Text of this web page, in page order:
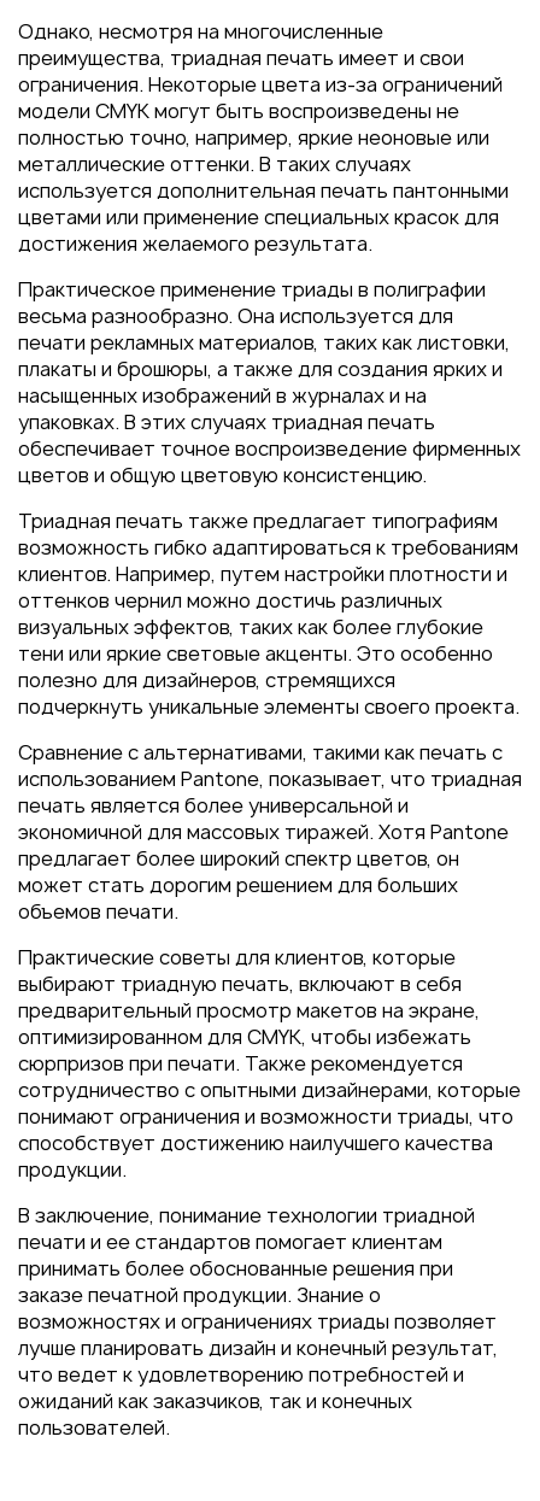
Однако, несмотря на многочисленные
преимущества, триадная печать имеет и свои
ограничения. Некоторые цвета из-за ограничений
модели CMYK могут быть воспроизведены не
полностью точно, например, яркие неоновые или
металлические оттенки. В таких случаях
используется дополнительная печать пантонными
цветами или применение специальных красок для
достижения желаемого результата.
Практическое применение триады в полиграфии
весьма разнообразно. Она используется для
печати рекламных материалов, таких как листовки,
плакаты и брошюры, а также для создания ярких и
насыщенных изображений в журналах и на
упаковках. В этих случаях триадная печать
обеспечивает точное воспроизведение фирменных
цветов и общую цветовую консистенцию.
Триадная печать также предлагает типографиям
возможность гибко адаптироваться к требованиям
клиентов. Например, путем настройки плотности и
оттенков чернил можно достичь различных
визуальных эффектов, таких как более глубокие
тени или яркие световые акценты. Это особенно
полезно для дизайнеров, стремящихся
подчеркнуть уникальные элементы своего проекта.
Сравнение с альтернативами, такими как печать с
использованием Pantone, показывает, что триадная
печать является более универсальной и
экономичной для массовых тиражей. Хотя Pantone
предлагает более широкий спектр цветов, он
может стать дорогим решением для больших
объемов печати.
Практические советы для клиентов, которые
выбирают триадную печать, включают в себя
предварительный просмотр макетов на экране,
оптимизированном для CMYK, чтобы избежать
сюрпризов при печати. Также рекомендуется
сотрудничество с опытными дизайнерами, которые
понимают ограничения и возможности триады, что
способствует достижению наилучшего качества
продукции.
В заключение, понимание технологии триадной
печати и ее стандартов помогает клиентам
принимать более обоснованные решения при
заказе печатной продукции. Знание о
возможностях и ограничениях триады позволяет
лучше планировать дизайн и конечный результат,
что ведет к удовлетворению потребностей и
ожиданий как заказчиков, так и конечных
пользователей.